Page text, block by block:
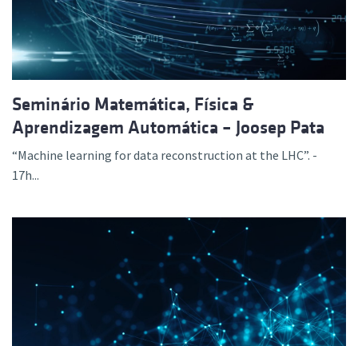
Seminário Matemática, Física &
Aprendizagem Automática – Joosep Pata
“Machine learning for data reconstruction at the LHC”. -
17h...